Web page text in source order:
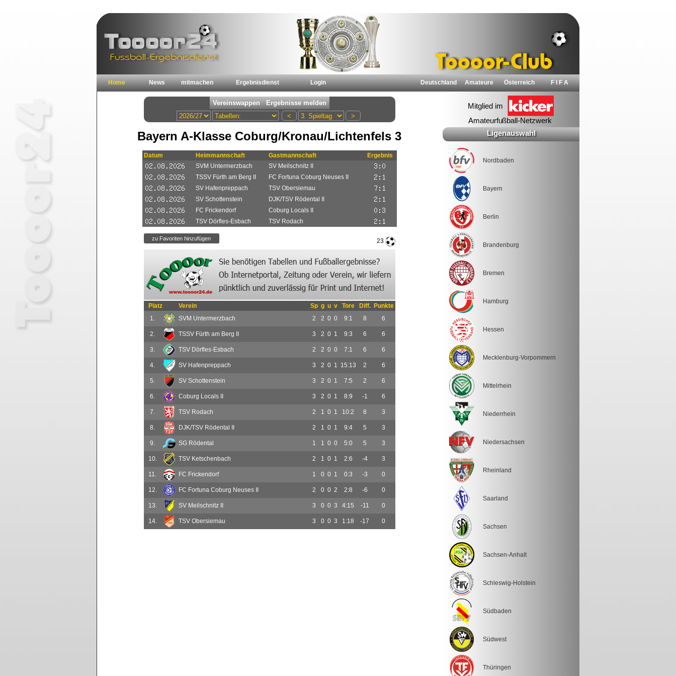
Home News mitmachen Ergebnisdienst Login Deutschland Amateure Österreich F I F A
Bayern A-Klasse Coburg/Kronau/Lichtenfels 3
Datum Heimmannschaft Gastmannschaft
Ergebnis
SVM Untermerzbach
SV Meilschnitz II
TSSV Fürth am Berg II
FC Fortuna Coburg Neuses II
SV Hafenpreppach
TSV Obersiemau
SV Schottenstein
DJK/TSV Rödental II
FC Frickendorf
Coburg Locals II
TSV Dörfles-Esbach
TSV Rodach
23
Platz Verein Sp g u v Tore Diff.
Punkte
1.
SVM Untermerzbach 2 2 0 0 9:1 8 6
2. TSSV Fürth am Berg II 3 2 0 1 9:3 6 6
3. TSV Dörfles-Esbach 2 2 0 0 7:1 6 6
4. SV Hafenpreppach 3 2 0 1 15:13 2 6
5. SV Schottenstein 3 2 0 1 7:5 2 6
6. Coburg Locals II 3 2 0 1 8:9 -1 6
7. TSV Rodach 2 1 0 1 10:2 8 3
8. DJK/TSV Rödental II 2 1 0 1 9:4 5 3
9. SG Rödental 1 1 0 0 5:0 5 3
10. TSV Ketschenbach 2 1 0 1 2:6 -4 3
11. FC Frickendorf 1 0 0 1 0:3 -3 0
12. FC Fortuna Coburg Neuses II 2 0 0 2 2:8 -6 0
13. SV Meilschnitz II 3 0 0 3 4:15 -11 0
14. TSV Obersiemau 3 0 0 3 1:18 -17 0
Ligenauswahl
Nordbaden
Bayern
Berlin
Brandenburg
Bremen
Hamburg
Hessen
Mecklenburg-Vorpommern
Mittelrhein
Niederrhein
Niedersachsen
Rheinland
Saarland
Sachsen
Sachsen-Anhalt
Schleswig-Holstein
Südbaden
Südwest
Thüringen